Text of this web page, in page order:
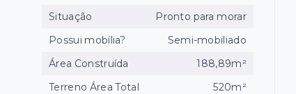
Situação
Pronto para morar
Possui mobília?
Semi-mobiliado
Área Construída
188,89m²
Terreno Área Total
520m²